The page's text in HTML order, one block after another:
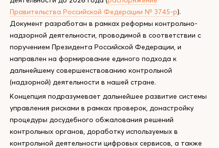
Правительства Российской Федерации № 3745-р).
Документ разработан в рамках реформы контрольно-
надзорной деятельности, проводимой в соответствии с
поручением Президента Российской Федерации, и
направлен на формирование единого подхода к
дальнейшему совершенствованию контрольной
(надзорной) деятельности в нашей стране.
Концепция подразумевает дальнейшее развитие системы
управления рисками в рамках проверок, донастройку
процедуры досудебного обжалования решений
контрольных органов, доработку используемых в
контрольной деятельности цифровых сервисов, а также